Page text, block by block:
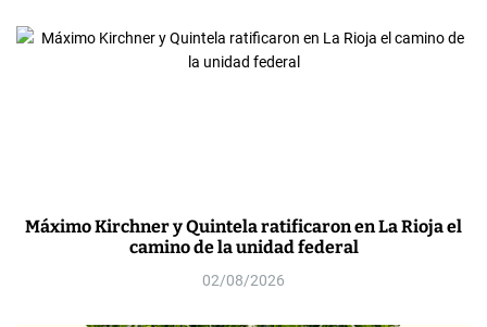
Máximo Kirchner y Quintela ratificaron en La Rioja el
camino de la unidad federal
02/08/2026